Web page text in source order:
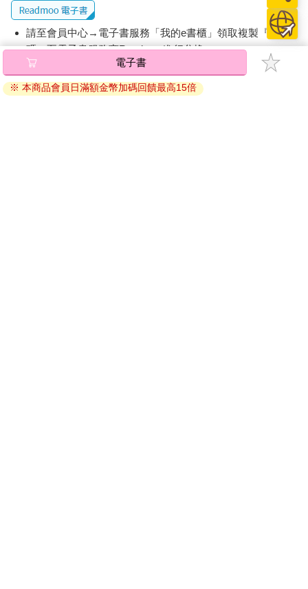
請至會員中心→電子書服務「我的e書櫃」領取複製『兌換
碼』至電子書服務商Readmoo進行兌換。
退換貨須知：
因版權保護，您在金石堂所購買的電子書僅能以金石堂專屬
電子書
※ 本商品會員日滿額金幣加碼回饋最高15倍